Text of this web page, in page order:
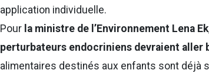
application individuelle.
Pour la ministre de l’Environnement Lena Ek
perturbateurs endocriniens devraient aller
alimentaires destinés aux enfants sont déjà